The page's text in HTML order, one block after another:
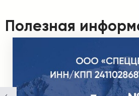
Полезная